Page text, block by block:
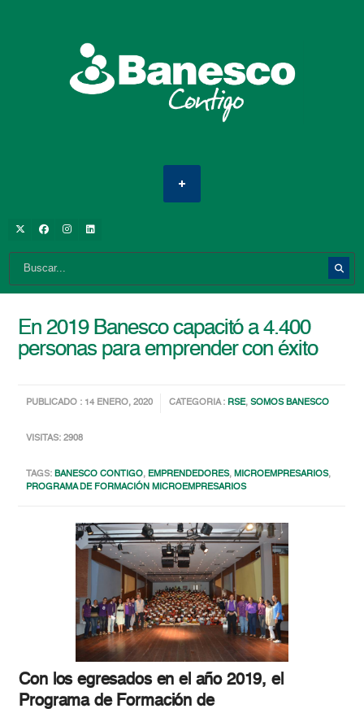
En 2019 Banesco capacitó a 4.400
personas para emprender con éxito
PUBLICADO : 14 ENERO, 2020 CATEGORIA : RSE,SOMOS BANESCO
VISITAS: 2908
TAGS:BANESCO CONTIGO, EMPRENDEDORES,MICROEMPRESARIOS,
PROGRAMA DE FORMACIÓN MICROEMPRESARIOS
Con los egresados en el año 2019, el
Programa de Formación de